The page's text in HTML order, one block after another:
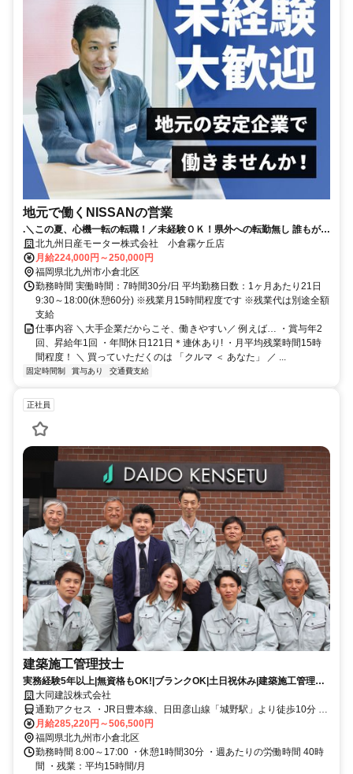
地元で働くNISSANの営業
.＼この夏、心機一転の転職！／未経験ＯＫ！県外への転勤無し 誰もが知
る安心な会社！年間休日116日！賞与＆インセンあり
北九州日産モーター株式会社 小倉霧ケ丘店
月給224,000円～250,000円
福岡県北九州市小倉北区
勤務時間 実働時間：7時間30分/日 平均勤務日数：1ヶ月あたり21日
9:30～18:00(休憩60分) ※残業月15時間程度です ※残業代は別途全額
支給
仕事内容 ＼大手企業だからこそ、働きやすい／ 例えば… ・賞与年2
回、昇給年1回 ・年間休日121日＊連休あり! ・月平均残業時間15時
間程度！ ＼ 買っていただくのは 「クルマ ＜ あなた」 ／ ...
固定時間制 賞与あり 交通費支給
正社員
建築施工管理技士
実務経験5年以上|無資格もOK!|ブランクOK|土日祝休み|建築施工管理技
士|正社員|北九州市小倉北区
大同建設株式会社
通勤アクセス ・JR日豊本線、日田彦山線「城野駅」より徒歩10分 ・
西鉄バス「高坊バス停」より徒歩1分 ※現場は主に北九州市内 ・車、
バイク、自転車通勤OK ※従業員駐車場あり ・転勤なし
月給285,220円～506,500円
福岡県北九州市小倉北区
勤務時間 8:00～17:00 ・休憩1時間30分 ・週あたりの労働時間 40時
間 ・残業：平均15時間/月